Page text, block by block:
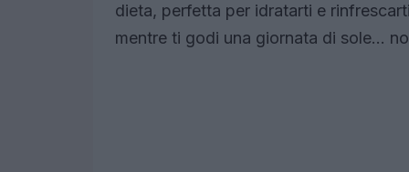
dieta, perfetta per idratarti e
mentre ti godi una giornata di sole…